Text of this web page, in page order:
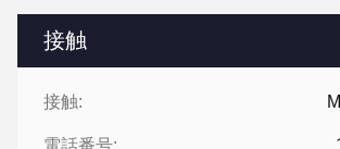
接触
接触:
電話番号: